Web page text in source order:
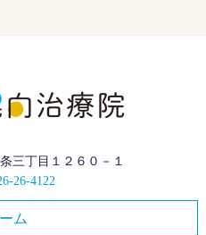
三丁目１２６０－１
26-4122
ム